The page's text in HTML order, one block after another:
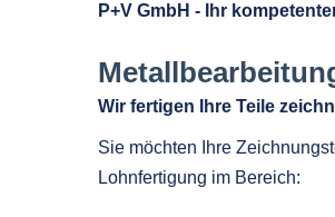
P+V GmbH - Ihr
Wir fertigen Ihre Teile
Sie möchten Ihre
Lohnfertigung im Bereich: